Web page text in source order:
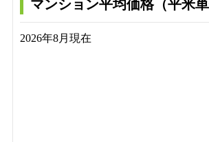
マンション平均価格（平米
2026年8月現在